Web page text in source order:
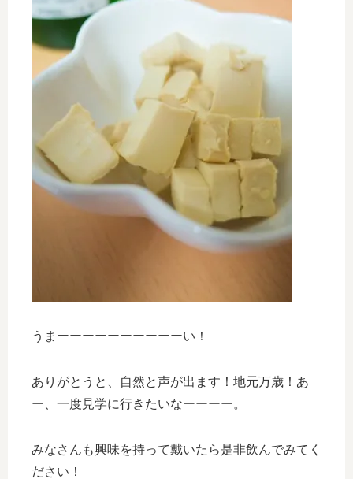
うまーーーーーーーーーーい！
ありがとうと、自然と声が出ます！地元万歳！あ
ー、一度見学に行きたいなーーーー。
みなさんも興味を持って戴いたら是非飲んでみてく
ださい！